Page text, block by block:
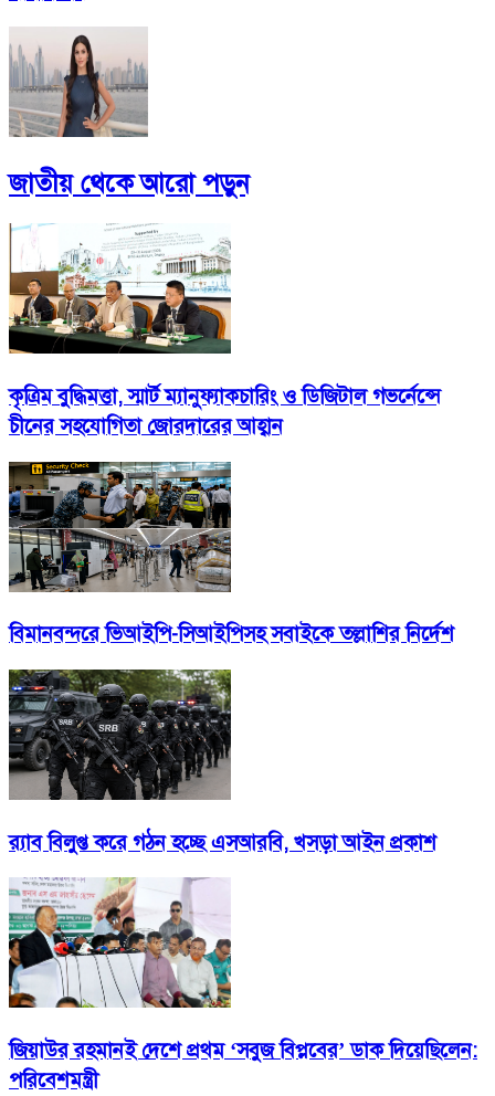
জাতীয়থেকে আরো পড়ুন
কৃত্রিম বুদ্ধিমত্তা, স্মার্ট ম্যানুফ্যাকচারিং ও ডিজিটাল গভর্নেন্সে
চীনের সহযোগিতা জোরদারের আহ্বান
বিমানবন্দরে ভিআইপি-সিআইপিসহ সবাইকে তল্লাশির নির্দেশ
র‍্যাব বিলুপ্ত করে গঠন হচ্ছে এসআরবি, খসড়া আইন প্রকাশ
জিয়াউর রহমানই দেশে প্রথম ‘সবুজ বিপ্লবের’ ডাক দিয়েছিলেন:
পরিবেশমন্ত্রী